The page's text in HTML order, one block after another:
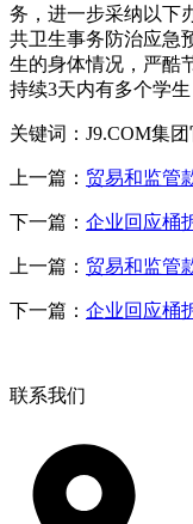
务，进一步采纳以下
共卫生事务防治应急
生的身体情况，严酷
持续3天内有多个学生
关键词：J9.COM集
上一篇： 贸易和监管
下一篇： 企业回应桶
上一篇： 贸易和监管
下一篇： 企业回应桶
联系我们